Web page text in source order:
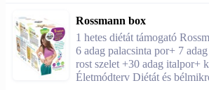
Rossmann box
1 hetes diétát támogató
6 adag palacsinta por+ 7
rost szelet +30 adag italpor+
Életmódterv Diétát és